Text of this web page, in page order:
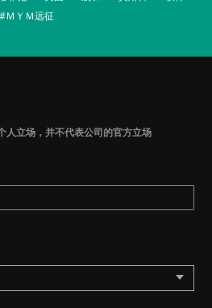
ＭＹＭ远征
人立场，并不代表公司的官方立场